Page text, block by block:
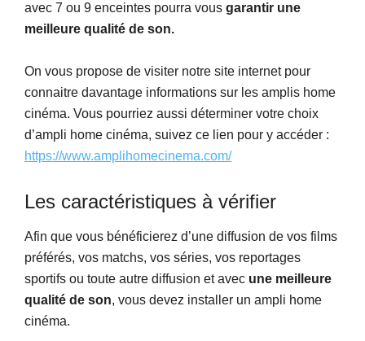
avec 7 ou 9 enceintes pourra vous garantir une
meilleure qualité de son.
On vous propose de visiter notre site internet pour
connaitre davantage informations sur les amplis home
cinéma. Vous pourriez aussi déterminer votre choix
d’ampli home cinéma, suivez ce lien pour y accéder :
https://www.amplihomecinema.com/
Les caractéristiques à vérifier
Afin que vous bénéficierez d’une diffusion de vos films
préférés, vos matchs, vos séries, vos reportages
sportifs ou toute autre diffusion et avec une meilleure
qualité de son, vous devez installer un ampli home
cinéma.